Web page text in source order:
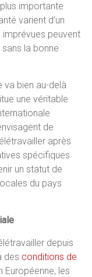
importante
varient d’un
imprévues peuvent
la bonne
va bien au-delà
une véritable
de
après
spécifiques
un statut de
du pays
depuis
des conditions de
Européenne, les